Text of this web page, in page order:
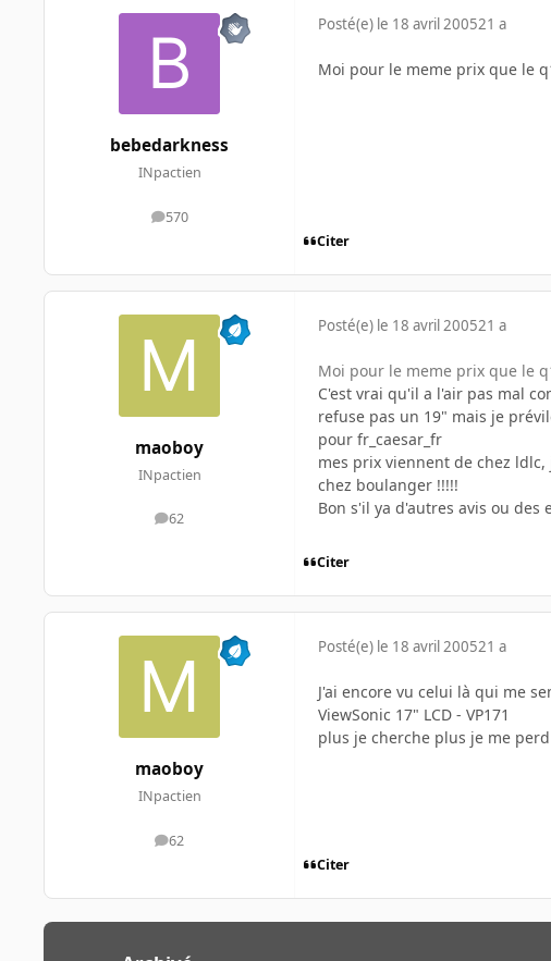
bebedarkness
INpactien
570
messages
Posté(e) le 18 avril 200521 a
Moi pour le meme prix que le
Citer
maoboy
INpactien
62
messages
Posté(e) le 18 avril 200521 a
Moi pour le meme prix que le
C'est vrai qu'il a l'air pas mal
refuse pas un 19" mais je
pour fr_caesar_fr
mes prix viennent de chez
chez boulanger !!!!!
Bon s'il ya d'autres avis ou
Citer
maoboy
INpactien
62
messages
Posté(e) le 18 avril 200521 a
J'ai encore vu celui là qui me
ViewSonic 17" LCD - VP171
plus je cherche plus je me
Citer